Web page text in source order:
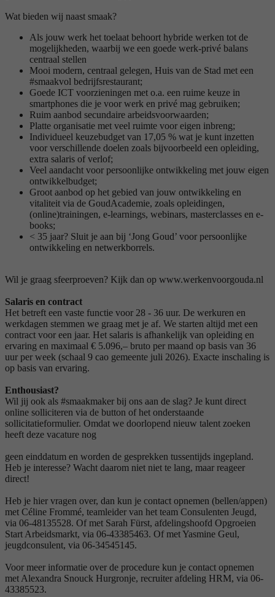
Wat bieden wij naast smaak?
Als jouw werk het toelaat behoort hybride werken tot de
mogelijkheden, waarbij we een goede werk-privé balans
centraal stellen
Mooi modern, centraal gelegen, Huis van de Stad met een
#smaakvol bedrijfsrestaurant;
Goede ICT voorzieningen met o.a. een ruime keuze in
smartphones die je voor werk en privé mag gebruiken;
Ruim aanbod secundaire arbeidsvoorwaarden;
Platte organisatie met veel ruimte voor eigen inbreng;
Individueel keuzebudget van 17,05 % wat je kunt inzetten
voor verschillende doelen zoals bijvoorbeeld een opleiding,
extra salaris of verlof;
Veel aandacht voor persoonlijke ontwikkeling met jouw eigen
ontwikkelbudget;
Groot aanbod op het gebied van jouw ontwikkeling en
vitaliteit via de GoudAcademie, zoals opleidingen,
(online)trainingen, e-learnings, webinars, masterclasses en e-
books;
< 35 jaar? Sluit je aan bij ‘Jong Goud’ voor persoonlijke
ontwikkeling en netwerkborrels.
Wil je graag sfeerproeven? Kijk dan op www.werkenvoorgouda.nl
Salaris en contract
Het betreft een vaste functie voor 28 - 36 uur. De werkuren en
werkdagen stemmen we graag met je af. We starten altijd met een
contract voor een jaar. Het salaris is afhankelijk van opleiding en
ervaring en maximaal € 5.096,– bruto per maand op basis van 36
uur per week (schaal 9 cao gemeente juli 2026). Exacte inschaling is
op basis van ervaring.
Enthousiast?
Wil jij ook als #smaakmaker bij ons aan de slag? Je kunt direct
online solliciteren via de button of het onderstaande
sollicitatieformulier. Omdat we doorlopend nieuw talent zoeken
heeft deze vacature nog
geen einddatum en worden de gesprekken tussentijds ingepland.
Heb je interesse? Wacht daarom niet niet te lang, maar reageer
direct!
Heb je hier vragen over, dan kun je contact opnemen (bellen/appen)
met Céline Frommé, teamleider van het team Consulenten Jeugd,
via 06-48135528. Of met Sarah Fürst, afdelingshoofd Opgroeien
Start Arbeidsmarkt, via 06-43385463. Of met Yasmine Geul,
jeugdconsulent, via 06-34545145.
Voor meer informatie over de procedure kun je contact opnemen
met Alexandra Snouck Hurgronje, recruiter afdeling HRM, via 06-
43385523.